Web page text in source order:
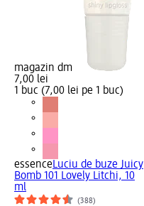
magazin dm
7,00 lei
1 buc (7,00 lei pe 1 buc)
essenceLuciu de buze Juicy
Bomb 101 Lovely Litchi, 10
ml
(388)